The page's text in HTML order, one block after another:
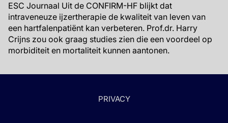
ESC Journaal Uit de CONFIRM-HF blijkt dat
intraveneuze ijzertherapie de kwaliteit van leven van
een hartfalenpatiënt kan verbeteren. Prof.dr. Harry
Crijns zou ook graag studies zien die een voordeel op
morbiditeit en mortaliteit kunnen aantonen.
PRIVACY